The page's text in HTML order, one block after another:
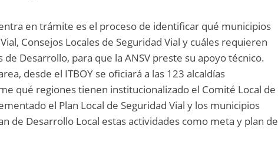
en trámite es el proceso de identificar qué municipios
Consejos Locales de Seguridad Vial y cuáles requieren
de Desarrollo, para que la ANSV preste su apoyo técnico.
desde el ITBOY se oficiará a las 123 alcaldías
qué regiones tienen institucionalizado el Comité Local de
el Plan Local de Seguridad Vial y los municipios
de Desarrollo Local estas actividades como meta y plan de